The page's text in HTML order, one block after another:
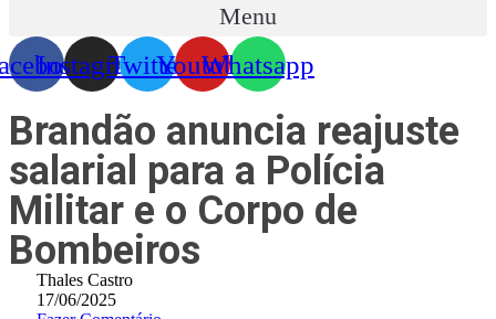
Menu
InstagramTwitterYoutubeWhatsapp
Brandão anuncia reajuste
salarial para a Polícia
Militar e o Corpo de
Bombeiros
Thales Castro
17/06/2025